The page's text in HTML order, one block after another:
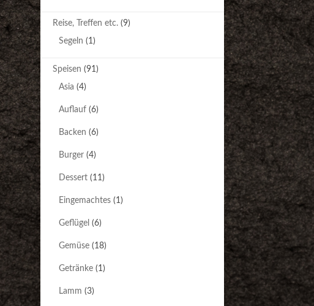
Reise, Treffen etc. (9)
Segeln (1)
Speisen (91)
Asia (4)
Auflauf (6)
Backen (6)
Burger (4)
Dessert (11)
Eingemachtes (1)
Geflügel (6)
Gemüse (18)
Getränke (1)
Lamm (3)